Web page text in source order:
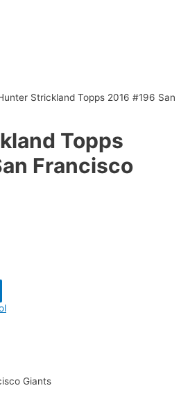
Strickland Topps 2016 #196 San
Topps
Francisco
Giants